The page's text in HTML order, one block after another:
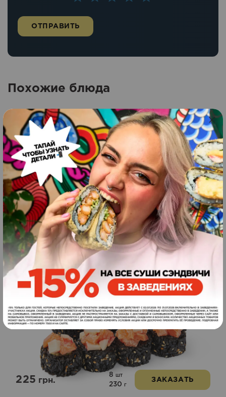
Похожие блюда
Новинка
Панко с креветками
285грн.
8шт
290
ЗАКАЗАТЬ
Новинка
Самурай
225грн.
8 шт
230 г
ЗАКАЗАТЬ